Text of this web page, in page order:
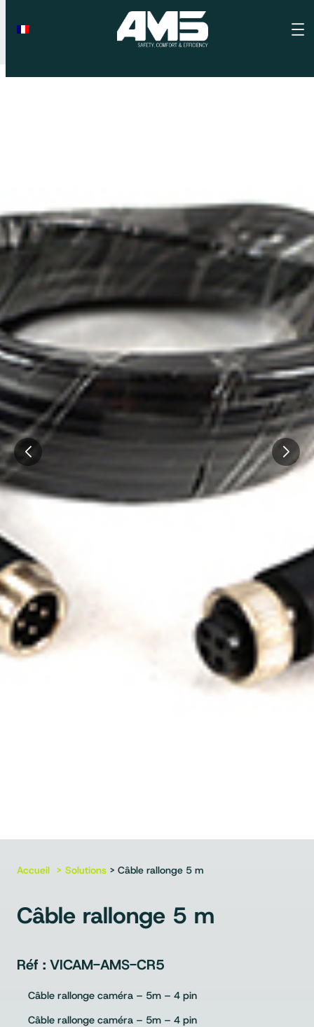
Accueil Solutions > Câble rallonge 5 m
Câble rallonge 5 m
VICAM-AMS-CR5
Câble rallonge caméra – 5m – 4 pin
Câble rallonge caméra – 5m – 4 pin